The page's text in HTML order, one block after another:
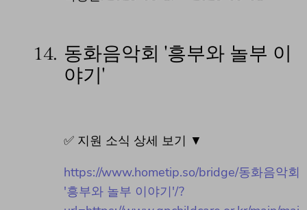
14. 동화음악회 '흥부와 놀부 이
야기'
✅ 지원 소식 상세 보기 ▼
https://www.hometip.so/bridge/동화음악회
'흥부와 놀부 이야기'/?